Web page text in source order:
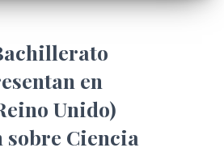
en
Unido)
Ciencia